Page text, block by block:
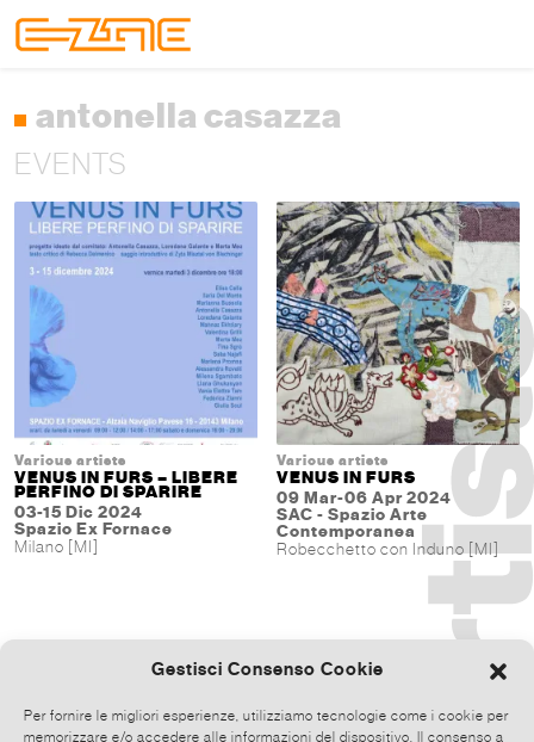
Gestisci Consenso Cookie
Per fornire le migliori esperienze, utilizziamo tecnologie come i cookie per
memorizzare e/o accedere alle informazioni del dispositivo. Il consenso a
antonella casazza
EVENTS
Various artists
VENUS IN FURS – LIBERE
PERFINO DI SPARIRE
03-15 Dic 2024
Spazio Ex Fornace
Milano [MI]
Various artists
VENUS IN FURS
09 Mar-06 Apr 2024
SAC - Spazio Arte
Contemporanea
Robecchetto con Induno [MI]